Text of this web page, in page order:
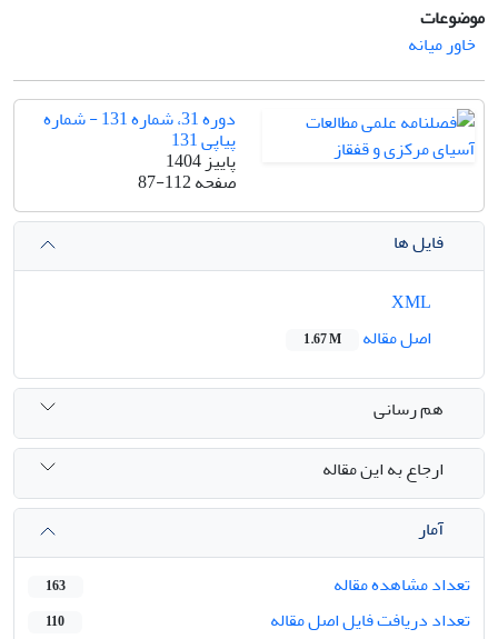
موضوعات
خاور میانه
دوره 31، شماره 131 - شماره
پیاپی 131
پاییز 1404
صفحه87-112
فایل ها
اصل مقاله
1.67 M
هم رسانی
ارجاع به این مقاله
آمار
تعداد مشاهده مقاله
163
تعداد دریافت فایل اصل مقاله 110